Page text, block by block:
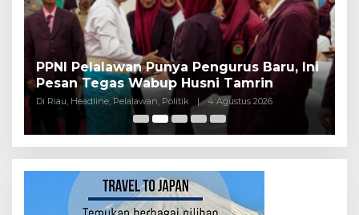
PPNI Pelalawan Punya Pengurus Baru, Ini
Pesan Tegas Wabup Husni Tamrin
Di Riau, Headline, Pelalawan, Politik | 4 Agustus 2026